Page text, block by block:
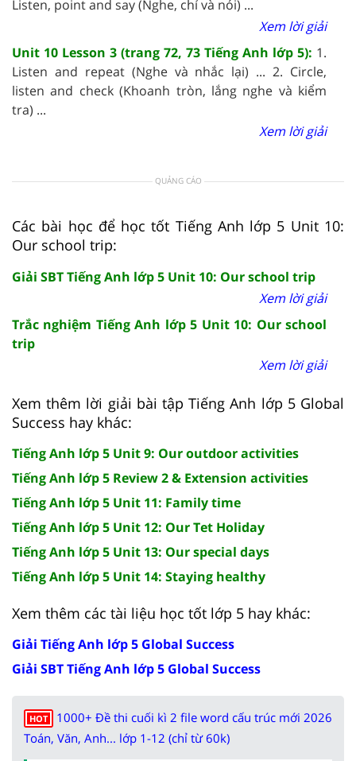
Listen, point and say (Nghe, chỉ và nói) ...
Xem lời giải
Unit 10 Lesson 3 (trang 72, 73 Tiếng Anh lớp 5): 1.
Listen and repeat (Nghe và nhắc lại) ... 2. Circle,
listen and check (Khoanh tròn, lắng nghe và kiểm
tra) ...
Xem lời giải
QUẢNG CÁO
Các bài học để học tốt Tiếng Anh lớp 5 Unit 10:
Our school trip:
Giải SBT Tiếng Anh lớp 5 Unit 10: Our school trip
Xem lời giải
Trắc nghiệm Tiếng Anh lớp 5 Unit 10: Our school
trip
Xem lời giải
Xem thêm lời giải bài tập Tiếng Anh lớp 5 Global
Success hay khác:
Tiếng Anh lớp 5 Unit 9: Our outdoor activities
Tiếng Anh lớp 5 Review 2 & Extension activities
Tiếng Anh lớp 5 Unit 11: Family time
Tiếng Anh lớp 5 Unit 12: Our Tet Holiday
Tiếng Anh lớp 5 Unit 13: Our special days
Tiếng Anh lớp 5 Unit 14: Staying healthy
Xem thêm các tài liệu học tốt lớp 5 hay khác:
Giải Tiếng Anh lớp 5 Global Success
Giải SBT Tiếng Anh lớp 5 Global Success
HOT
1000+ Đề thi cuối kì 2 file word cấu trúc mới 2026
Toán, Văn, Anh... lớp 1-12 (chỉ từ 60k)